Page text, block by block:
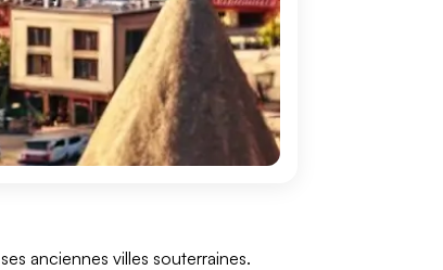
anciennes villes souterraines.